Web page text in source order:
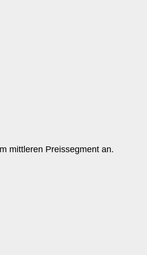
mittleren Preissegment an.